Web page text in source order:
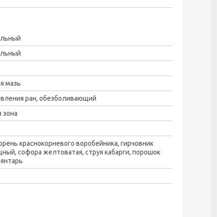
мазь
ран, обезболивающий
зона
краснокорневого воробейника, гирчовник
софора желтоватая, струя кабарги, порошок